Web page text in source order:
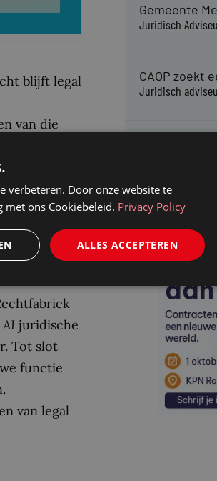
blijft legal
van die
en
AI juridische
Tot slot
functie
van legal
Gemeente
Juridisch
CAOP zoekt
Juridisch
Kifid zoekt
verbeteren. Door onze website te
ons Cookiebeleid. Privacy Policy
ALLES ACCEPTEREN